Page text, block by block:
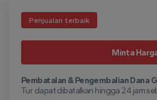
Penjualan terbaik
Minta
Pembatalan & Pengembalian Dana
Tur dapat dibatalkan hingga 24 jam